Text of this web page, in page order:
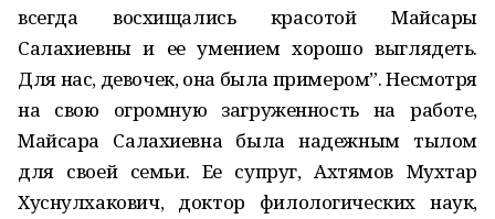
всегда восхищались красотой Майсары
Салахиевны и ее умением хорошо выглядеть.
Для нас, девочек, она была примером”. Несмотря
на свою огромную загруженность на работе,
Майсара Салахиевна была надежным тылом
для своей семьи. Ее супруг, Ахтямов Мухтар
Хуснулхакович, доктор филологических наук,